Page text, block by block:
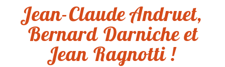
Jean-Claude Andruet,
Bernard Darniche et
Jean Ragnotti !